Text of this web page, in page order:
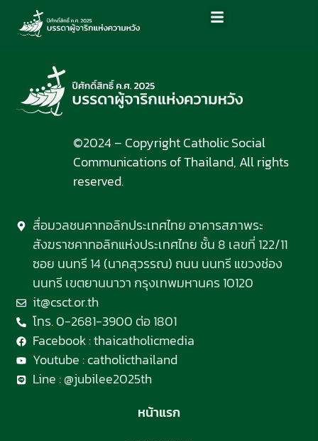
©2024 – Copyright Catholic Social
Communications of Thailand, All rights
reserved.
สื่อมวลชนคาทอลิกประเทศไทย อาคารสภาพระ
สังฆราชคาทอลิกแห่งประเทศไทย ชั้น 8 เลขที่ 122/11
ซอย นนทรี 14 (นาคสุวรรณ) ถนน นนทรี แขวงช่อง
นนทรี เขตยานนาวา กรุงเทพมหานคร 10120
it@csct.or.th
โทร. 0-2681-3900 ต่อ 1801
Facebook : thaicatholicmedia
Youtube : catholicthailand
Line : @jubilee2025th
หน้าแรก